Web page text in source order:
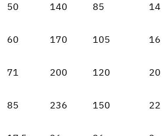
50 140 85 14
60 170 105 16
71 200 120 20
85 236 150 22